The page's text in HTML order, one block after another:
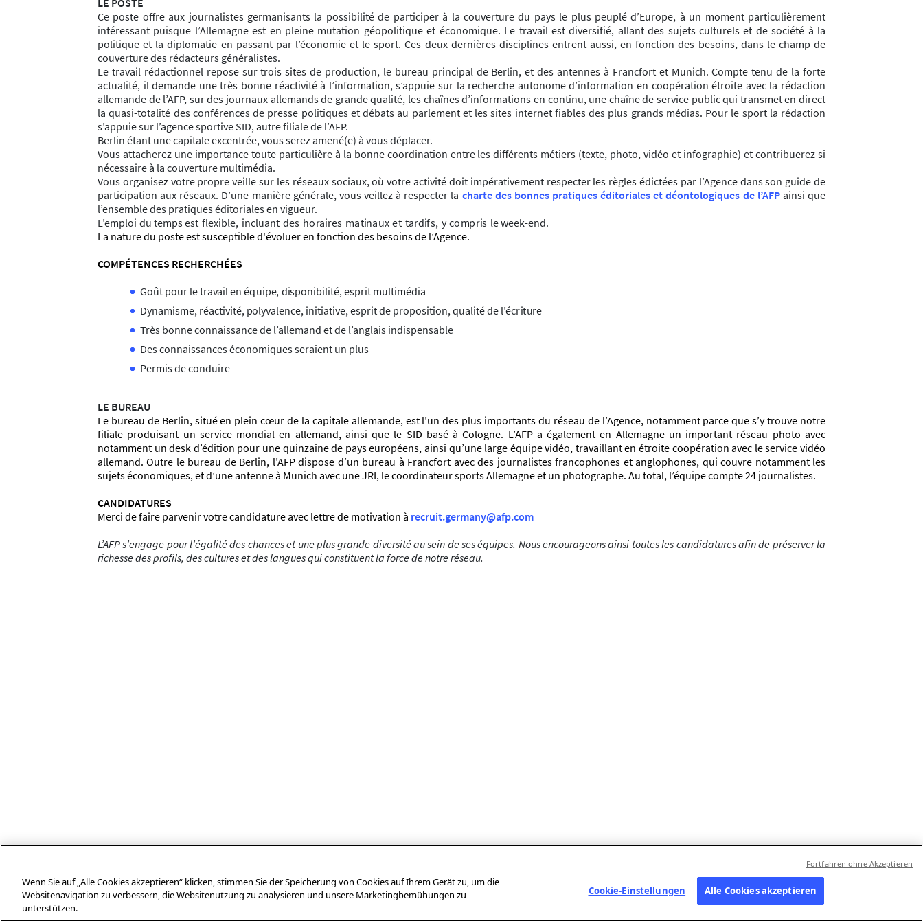
LE POSTE
Ce poste offre aux journalistes germanisants la possibilité de participer à la couverture du pays le plus peuplé d’Europe, à un moment particulièrement
intéressant puisque l’Allemagne est en pleine mutation géopolitique et économique. Le travail est diversifié, allant des sujets culturels et de société à la
politique et la diplomatie en passant par l’économie et le sport. Ces deux dernières disciplines entrent aussi, en fonction des besoins, dans le champ de
couverture des rédacteurs généralistes.
Le travail rédactionnel repose sur trois sites de production, le bureau principal de Berlin, et des antennes à Francfort et Munich. Compte tenu de la forte
actualité, il demande une très bonne réactivité à l’information, s’appuie sur la recherche autonome d’information en coopération étroite avec la rédaction
allemande de l’AFP, sur des journaux allemands de grande qualité, les chaînes d’informations en continu, une chaîne de service public qui transmet en direct
la quasi-totalité des conférences de presse politiques et débats au parlement et les sites internet fiables des plus grands médias. Pour le sport la rédaction
s’appuie sur l’agence sportive SID, autre filiale de l’AFP.
Berlin étant une capitale excentrée, vous serez amené(e) à vous déplacer.
Vous attacherez une importance toute particulière à la bonne coordination entre les différents métiers (texte, photo, vidéo et infographie) et contribuerez si
nécessaire à la couverture multimédia.
Vous organisez votre propre veille sur les réseaux sociaux, où votre activité doit impérativement respecter les règles édictées par l’Agence dans son guide de
participation aux réseaux. D’une manière générale, vous veillez à respecter la charte des bonnes pratiques éditoriales et déontologiques de l’AFP ainsi que
l’ensemble des pratiques éditoriales en vigueur.
L’emploi du temps est flexible, incluant des horaires matinaux et tardifs, y compris leweek-end.
La nature du poste est susceptible d'évoluer en fonction des besoins de l’Agence.
COMPÉTENCES RECHERCHÉES
Goût pour letravail en équipe, disponibilité, esprit multimédia
Dynamisme, réactivité, polyvalence, initiative,espritde proposition,qualitéde l’écriture
Très bonne connaissance de l’allemand et de l’anglais indispensable
Des connaissances économiques seraient un plus
Permis de conduire
LE BUREAU
Le bureau de Berlin, situé en plein cœur de la capitale allemande, est l’un des plus importants du réseau de l’Agence, notamment parce que s’y trouve notre
filiale produisant un service mondial en allemand, ainsi que le SID basé à Cologne. L’AFP a également en Allemagne un important réseau photo avec
notamment un desk d’édition pour une quinzaine de pays européens, ainsi qu’une large équipe vidéo, travaillant en étroite coopération avec le service vidéo
allemand. Outre le bureau de Berlin, l’AFP dispose d’un bureau à Francfort avec des journalistes francophones et anglophones, qui couvre notamment les
sujets économiques, et d’une antenne à Munich avec une JRI, le coordinateur sports Allemagne et un photographe. Au total, l’équipe compte 24 journalistes.
CANDIDATURES
Merci de faire parvenir votre candidature avec lettre de motivation à recruit.germany@afp.com
L’AFP s’engage pour l’égalité des chances et une plus grande diversité au sein de ses équipes. Nous encourageons ainsi toutes les candidatures afin de préserver la
richesse des profils, des cultures et des langues qui constituent la force de notre réseau.
Wenn Sie auf „Alle Cookies akzeptieren“ klicken, stimmen Sie der Speicherung von Cookies auf Ihrem Gerät zu, um die
Websitenavigation zu verbessern, die Websitenutzung zu analysieren und unsere Marketingbemühungen zu
unterstützen.
Cookie-Einstellungen Alle Cookies akzeptieren
Fortfahren ohne Akzeptieren